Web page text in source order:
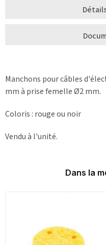
Manchons pour câbles
mm à prise femelle Ø2 mm.
Coloris : rouge ou noir
Vendu à l'unité.
Dans la